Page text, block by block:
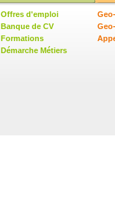
Offres d'emploi
Banque de CV
Formations
Démarche Métiers